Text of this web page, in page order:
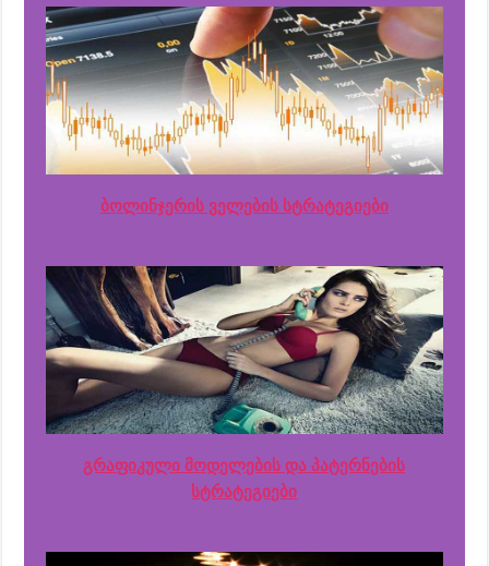
ბოლინჯერის ველების სტრატეგიები
გრაფიკული მოდელების და პატერნების
სტრატეგიები